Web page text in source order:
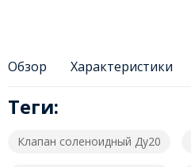
Обзор Характеристики
Теги:
Клапан соленоидный Ду20